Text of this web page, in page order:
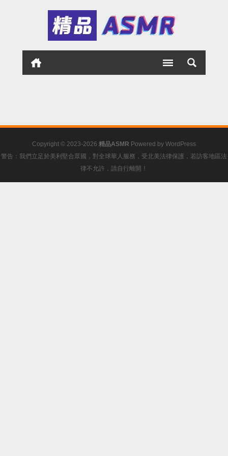
Copyright © 2023-2026 精品ASMR Powered by WordPress
警告：我們立足於美利堅合眾國，對全球華人服務，受北美法律保護，若訪客地區法
律不允許，請自行離開！